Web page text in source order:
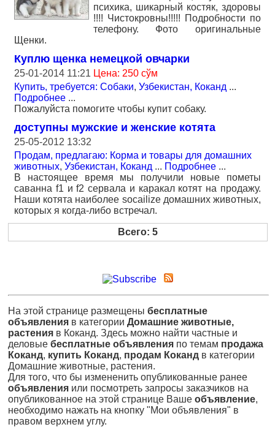
психика, шикарный костяк, здоровы
!!!! Чистокровны!!!!! Подробности по
телефону. Фото оригинальные
Щенки.
Куплю щенка немецкой овчарки
25-01-2014 11:21 Цена: 250 сўм
Купить, требуется: Собаки, Узбекистан, Коканд ...
Подробнее ...
Пожалуйста помогите чтобы купит собаку.
доступны мужские и женские котята
25-05-2012 13:32
Продам, предлагаю: Корма и товары для домашних
животных, Узбекистан, Коканд ... Подробнее ...
В настоящее время мы получили новые пометы
саванна f1 и f2 сервала и каракал котят на продажу.
Наши котята наиболее socailize домашних животных,
которых я когда-либо встречал.
Всего: 5
На этой странице размещены бесплатные
объявления в категории Домашние животные,
растения в Коканд. Здесь можно найти частные и
деловые бесплатные объявления по темам продажа
Коканд, купить Коканд, продам Коканд в категории
Домашние животные, растения.
Для того, что бы измененить опубликованные ранее
объявления или посмотреть запросы заказчиков на
опубликованное на этой странице Ваше объявление,
необходимо нажать на кнопку "Мои объявления" в
правом верхнем углу.